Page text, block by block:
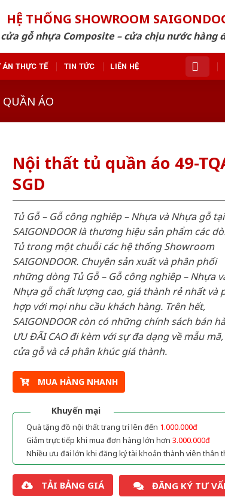
HỆ THỐNG SHOWROOM
gỗ nhựa Composite – cửa chịu nước hàng
ÁN THỰC TẾ TIN TỨC LIÊN HỆ
QUẦN ÁO
Nội thất tủ quần áo 49-
SGD
Tủ Gỗ – Gỗ công nghiêp – Nhựa và Nhựa gỗ tại
SAIGONDOOR là thương hiệu sản phẩm các
Tủ trong một chuỗi các hệ thống Showroom
SAIGONDOOR. Chuyên sản xuất và phân phối
những dòng Tủ Gỗ – Gỗ công nghiêp – Nhựa
Nhựa gỗ chất lượng cao, giá thành rẻ nhất và
hợp với mọi nhu cầu khách hàng. Trên hết,
SAIGONDOOR còn có những chính sách bán
ƯU ĐÃI CAO đi kèm với sự đa dạng về mẫu
cửa gỗ và cả phân khúc giá thành.
MUA HÀNG NHANH
Khuyến mại
Quà tặng đồ nội thất trang trí lên đến 1.000.000đ
Giảm trực tiếp khi mua đơn hàng lớn hơn 3.000.000đ
Nhiều ưu đãi lớn khi đăng ký tài khoản thành viên thân
TẢI BẢNG GIÁ ĐĂNG KÝ TƯ